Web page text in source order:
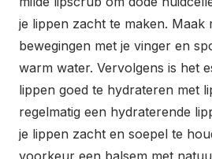
je lippen zacht te maken. Maak
bewegingen met je vinger en
warm water. Vervolgens is het
lippen goed te hydrateren met
regelmatig een hydraterende
je lippen zacht en soepel te
voorkeur een balsem met